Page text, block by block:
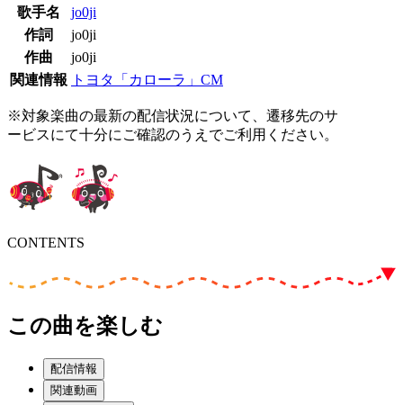
歌手名
jo0ji
作詞
jo0ji
作曲
jo0ji
関連情報
トヨタ「カローラ」CM
※対象楽曲の最新の配信状況について、遷移先のサ
ービスにて十分にご確認のうえでご利用ください。
CONTENTS
この曲を楽しむ
配信情報
関連動画